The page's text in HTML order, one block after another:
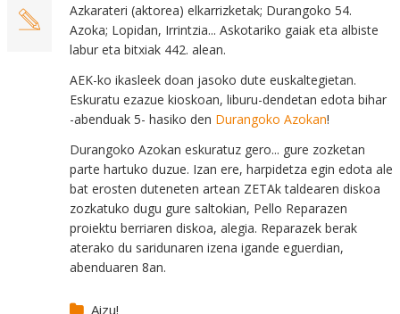
Azkarateri (aktorea) elkarrizketak; Durangoko 54.
Azoka; Lopidan, Irrintzia... Askotariko gaiak eta albiste
labur eta bitxiak 442. alean.
AEK-ko ikasleek doan jasoko dute euskaltegietan.
Eskuratu ezazue kioskoan, liburu-dendetan edota bihar
-abenduak 5- hasiko den Durangoko Azokan!
Durangoko Azokan eskuratuz gero... gure zozketan
parte hartuko duzue. Izan ere, harpidetza egin edota ale
bat erosten duteneten artean ZETAk taldearen diskoa
zozkatuko dugu gure saltokian, Pello Reparazen
proiektu berriaren diskoa, alegia. Reparazek berak
aterako du saridunaren izena igande eguerdian,
abenduaren 8an.
Aizu!